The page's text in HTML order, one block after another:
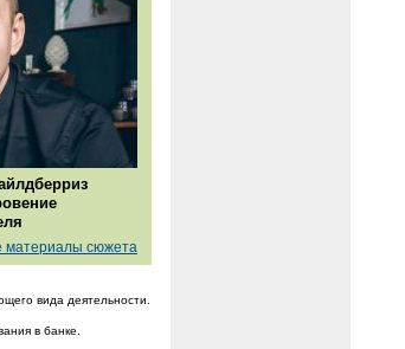
материалы сюжета
вида деятельности.
в банке.